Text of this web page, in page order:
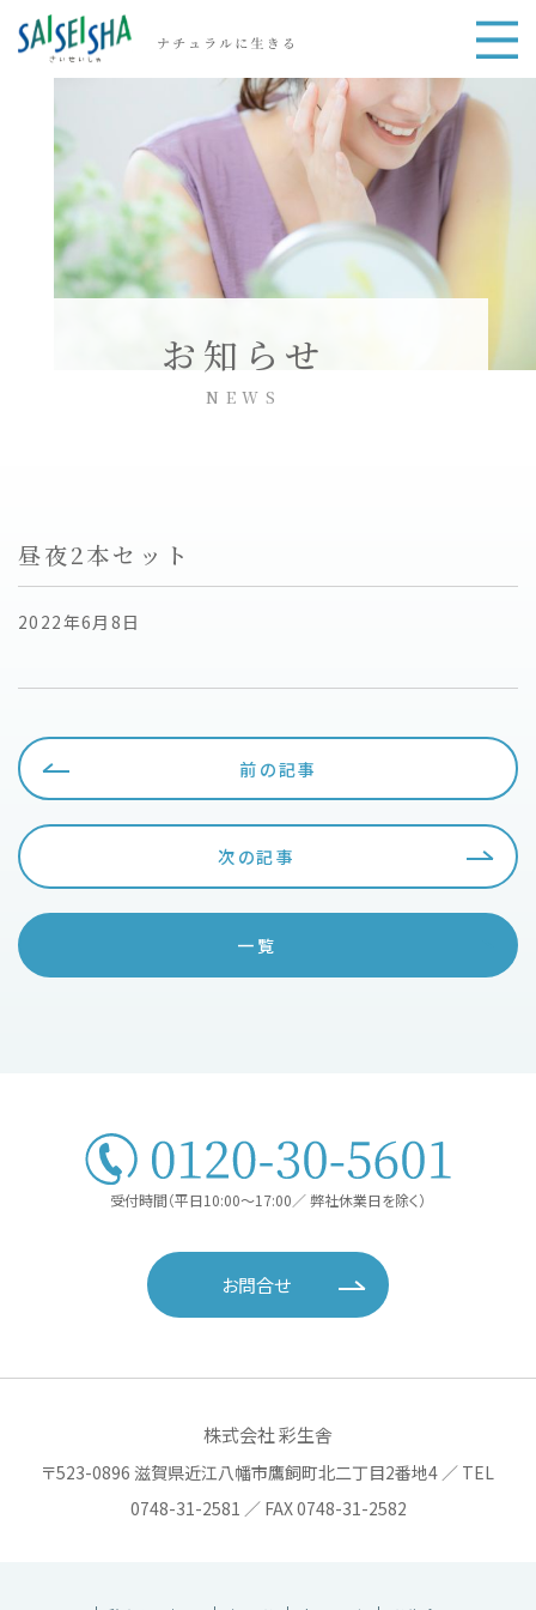
お知らせ
NEWS
昼夜2本セット
2022年6月8日
前の記事
次の記事
一覧
受付時間（平日10:00〜17:00／ 弊社休業日を除く）
お問合せ
株式会社 彩生舎
〒523-0896 滋賀県近江八幡市鷹飼町北二丁目2番地4 ／ TEL
0748-31-2581 ／ FAX 0748-31-2582